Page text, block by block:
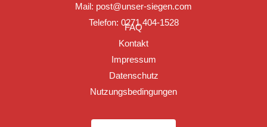
Mail: post@unser-siegen.com
Telefon: 0271 404-1528
FAQ
Kontakt
Impressum
Datenschutz
Nutzungsbedingungen